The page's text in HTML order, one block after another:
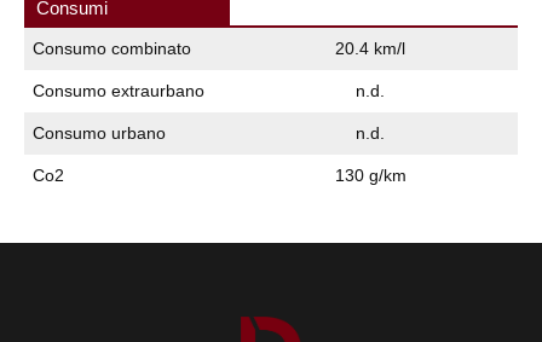
Consumi
Consumo combinato 20.4 km/l
Consumo extraurbano n.d.
Consumo urbano n.d.
Co2 130 g/km